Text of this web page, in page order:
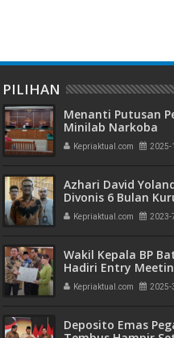
PILIHAN
Menanti Putusan
Minilab Narkoba
Terdakwa Touzen
"Loloskah dari
Kepriaktual.com 2025-
Azhari David
Divonis 6 Bulan
dan Rehabilitasi 10
Kepriaktual.com 2023-
Wakil Kepala BP
Hadiri Entry
Komitmen
Pengelolaan
Akuntabel
Kepriaktual.com 2025-
Deposito Emas